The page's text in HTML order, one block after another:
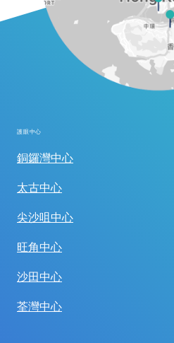
護眼中心
銅鑼灣中心
太古中心
尖沙咀中心
旺角中心
沙田中心
荃灣中心